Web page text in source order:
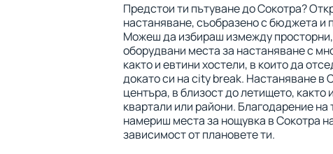
Предстои ти пътуване до Сокотра?
настаняване, съобразено с бюджета и
Можеш да избираш измежду
оборудвани места за настаняване с
както и евтини хостели, в които да
докато си на city break. Настаняване в
центъра, в близост до летището, както
квартали или райони. Благодарение
намериш места за нощувка в Сокотра
зависимост от плановете ти.